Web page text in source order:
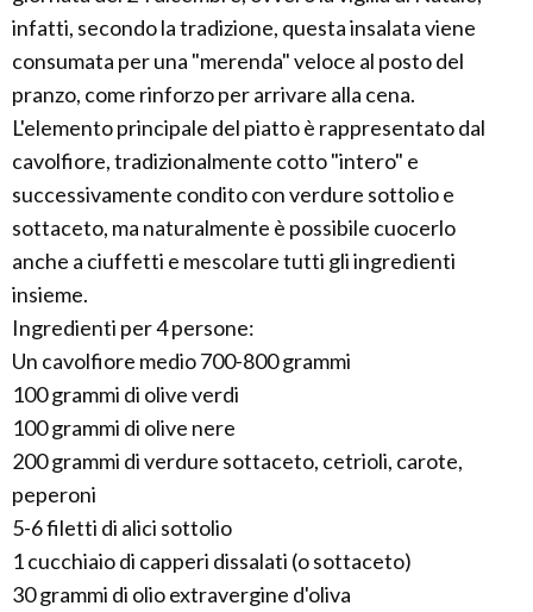
infatti, secondo la tradizione, questa insalata viene
consumata per una "merenda" veloce al posto del
pranzo, come rinforzo per arrivare alla cena.
L'elemento principale del piatto è rappresentato dal
cavolfiore, tradizionalmente cotto "intero" e
successivamente condito con verdure sottolio e
sottaceto, ma naturalmente è possibile cuocerlo
anche a ciuffetti e mescolare tutti gli ingredienti
insieme.
Ingredienti per 4 persone:
Un cavolfiore medio 700-800 grammi
100 grammi di olive verdi
100 grammi di olive nere
200 grammi di verdure sottaceto, cetrioli, carote,
peperoni
5-6 filetti di alici sottolio
1 cucchiaio di capperi dissalati (o sottaceto)
30 grammi di olio extravergine d'oliva